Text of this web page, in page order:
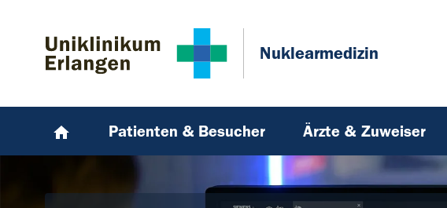
Nuklearmedizin
Patienten & Besucher Ärzte & Zuweiser